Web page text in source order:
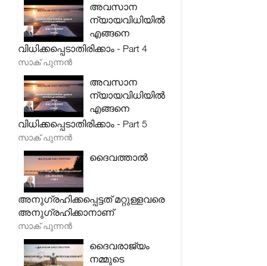
അവസാന
ന്യായവിധിയിൽ
എങ്ങനെ
വിധിക്കപ്പെടാതിരിക്കാം - Part 4
സാക് പുന്നൻ
അവസാന
ന്യായവിധിയിൽ
എങ്ങനെ
വിധിക്കപ്പെടാതിരിക്കാം - Part 5
സാക് പുന്നൻ
ദൈവത്താൽ
അനുഗ്രഹിക്കപ്പെട്ടത് മറ്റുള്ളവരെ
അനുഗ്രഹിക്കാനാണ്
സാക് പുന്നൻ
ദൈവരാജ്യം
നമ്മുടെ